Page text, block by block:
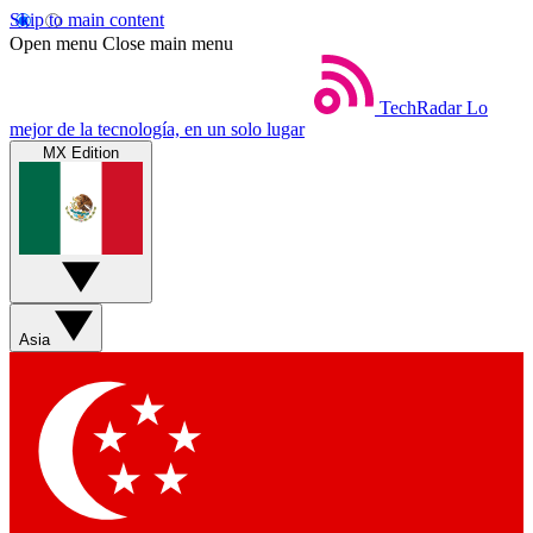
Skip to main content
Open menu Close main menu
TechRadar Lo
mejor de la tecnología, en un solo lugar
MX Edition
Asia